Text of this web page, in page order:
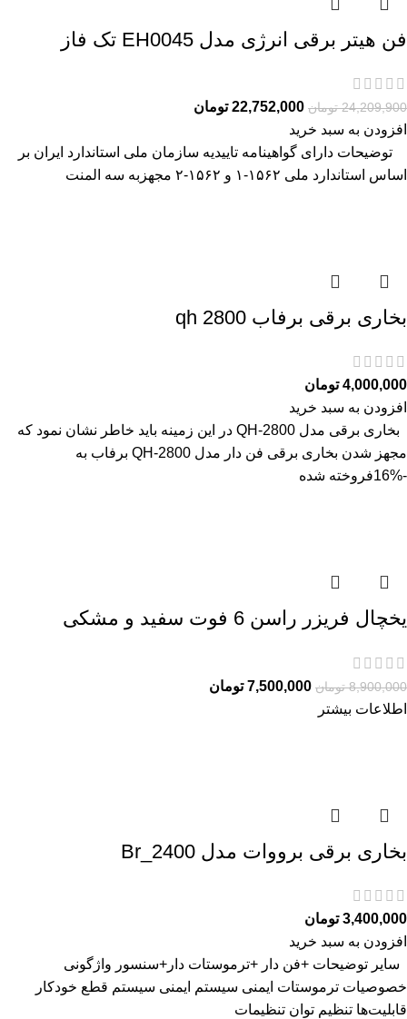
فن هیتر برقی انرژی مدل EH0045 تک فاز
24,209,900 تومان 22,752,000 تومان
افزودن به سبد خرید
توضیحات دارای گواهینامه تاییدیه سازمان ملی استاندارد ایران بر
اساس استاندارد ملی ۱۵۶۲-۱ و ۱۵۶۲-۲ مجهزبه سه المنت
بخاری برقی برفاب qh 2800
4,000,000 تومان
افزودن به سبد خرید
بخاری برقی مدل QH-2800 در این زمینه باید خاطر نشان نمود که
مجهز شدن بخاری برقی فن دار مدل QH-2800 برفاب به
-16%
فروخته شده
یخچال فریزر راسن 6 فوت سفید و مشکی
8,900,000 تومان 7,500,000 تومان
اطلاعات بیشتر
بخاری برقی برووات مدل Br_2400
3,400,000 تومان
افزودن به سبد خرید
سایر توضیحات +فن دار +ترموستات دار+سنسور واژگونی
خصوصیات ترموستات ایمنی سیستم ایمنی سیستم قطع خودکار
قابلیت‌ها تنظیم توان تنظیمات